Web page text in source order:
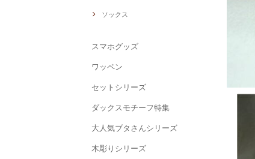
ソックス
スマホグッズ
ワッペン
セットシリーズ
ダックスモチーフ特集
大人気ブタさんシリーズ
木彫りシリーズ